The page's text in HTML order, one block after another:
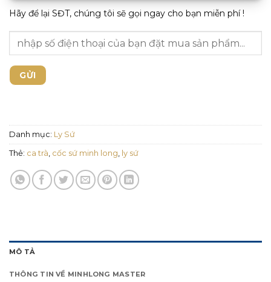
Hãy để lại SĐT, chúng tôi sẽ gọi ngay cho bạn miễn phí !
Danh mục: Ly Sứ
Thẻ: ca trà cốc sứ minh long ly sứ
MÔ TẢ
THÔNG TIN VỀ MINHLONG MASTER